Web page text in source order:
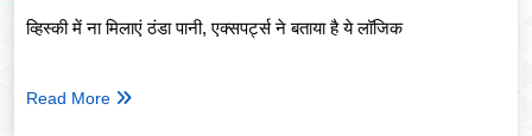
व्हिस्की में ना मिलाएं ठंडा पानी, एक्सपर्ट्स ने बताया है ये लॉजिक
Read More